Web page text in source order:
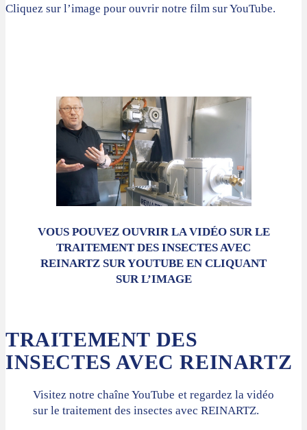
Cliquez sur l’image pour ouvrir notre film sur YouTube.
VOUS POUVEZ OUVRIR LA VIDÉO SUR LE
TRAITEMENT DES INSECTES AVEC
REINARTZ SUR YOUTUBE EN CLIQUANT
SUR L’IMAGE
TRAITEMENT DES
INSECTES AVEC REINARTZ
Visitez notre chaîne YouTube et regardez la vidéo
sur le traitement des insectes avec REINARTZ.